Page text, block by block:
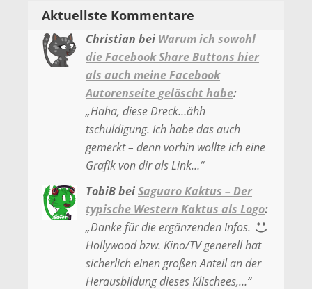
Aktuellste Kommentare
Christian bei Warum ich sowohl
die Facebook Share Buttons hier
als auch meine Facebook
Autorenseite gelöscht habe:
„Haha, diese Dreck…ähh
tschuldigung. Ich habe das auch
gemerkt – denn vorhin wollte ich eine
Grafik von dir als Link…“
TobiBbeiSaguaro Kaktus – Der
typische Western Kaktus als Logo:
„Danke für die ergänzenden Infos.
Hollywood bzw. Kino/TV generell hat
sicherlich einen großen Anteil an der
Herausbildung dieses Klischees,…“